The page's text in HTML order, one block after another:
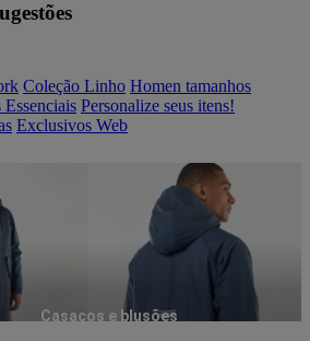
Coleção Linho Homen tamanhos
Essenciais Personalize seus itens!
Exclusivos Web
Casacos e blusões